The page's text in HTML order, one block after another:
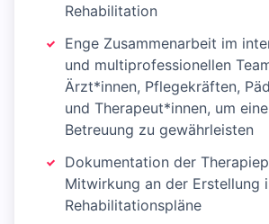
Rehabilitation
Enge Zusammenarbeit im
und multiprofessionellen
Ärzt*innen, Pflegekräften,
und Therapeut*innen, um
Betreuung zu gewährleisten
Dokumentation der
Mitwirkung an der Erstellung
Rehabilitationspläne